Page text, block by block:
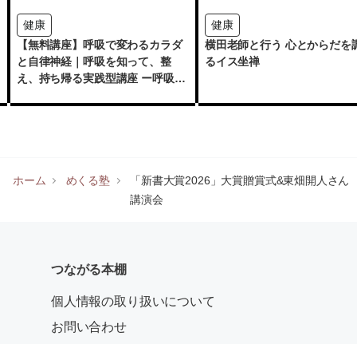
健康
【無料講座】呼吸で変わるカラダ
と自律神経｜呼吸を知って、整
え、持ち帰る実践型講座 ー呼吸を
健康
横田老師と行う 心とからだを
るイス坐禅
ホーム めくる塾
「新書大賞2026」大賞贈賞式&東畑開人さん
講演会
つながる本棚
個人情報の取り扱いについて
お問い合わせ